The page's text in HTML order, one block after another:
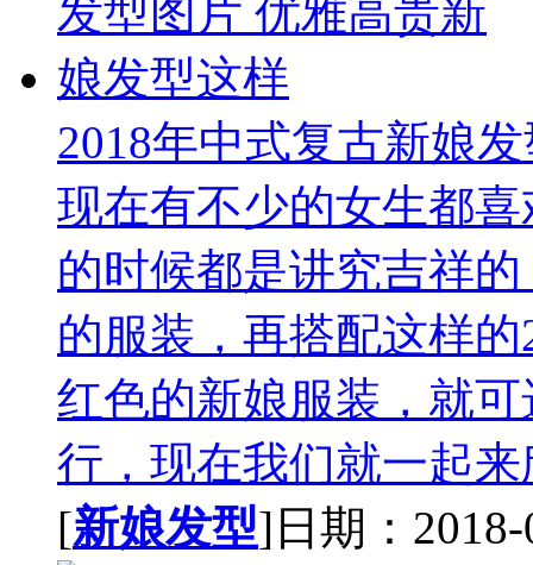
2018年中式复古新娘
现在有不少的女生都
的时候都是讲究吉祥
的服装，再搭配这样
红色的新娘服装，就
行，现在我们就一起
[新娘发型]日期：2018-